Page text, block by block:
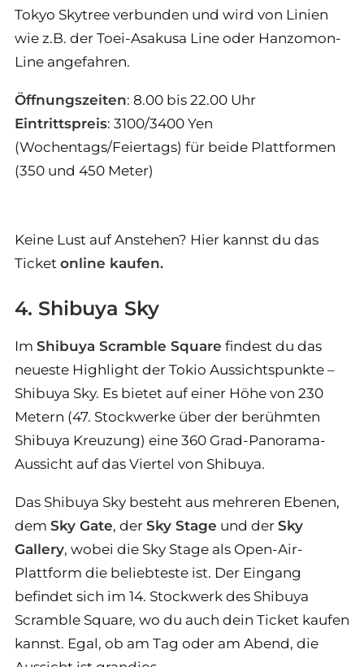
Tokyo Skytree verbunden und wird von Linien
wie z.B. der Toei-Asakusa Line oder Hanzomon-
Line angefahren.
Öffnungszeiten: 8.00 bis 22.00 Uhr
Eintrittspreis: 3100/3400 Yen
(Wochentags/Feiertags) für beide Plattformen
(350 und 450 Meter)
Keine Lust auf Anstehen? Hier kannst du das
Ticket online kaufen.
4. Shibuya Sky
Im Shibuya Scramble Square findest du das
neueste Highlight der Tokio Aussichtspunkte –
Shibuya Sky. Es bietet auf einer Höhe von 230
Metern (47. Stockwerke über der berühmten
Shibuya Kreuzung) eine 360 Grad-Panorama-
Aussicht auf das Viertel von Shibuya.
Das Shibuya Sky besteht aus mehreren Ebenen,
dem Sky Gate, der Sky Stage und der Sky
Gallery, wobei die Sky Stage als Open-Air-
Plattform die beliebteste ist. Der Eingang
befindet sich im 14. Stockwerk des Shibuya
Scramble Square, wo du auch dein Ticket kaufen
kannst. Egal, ob am Tag oder am Abend, die